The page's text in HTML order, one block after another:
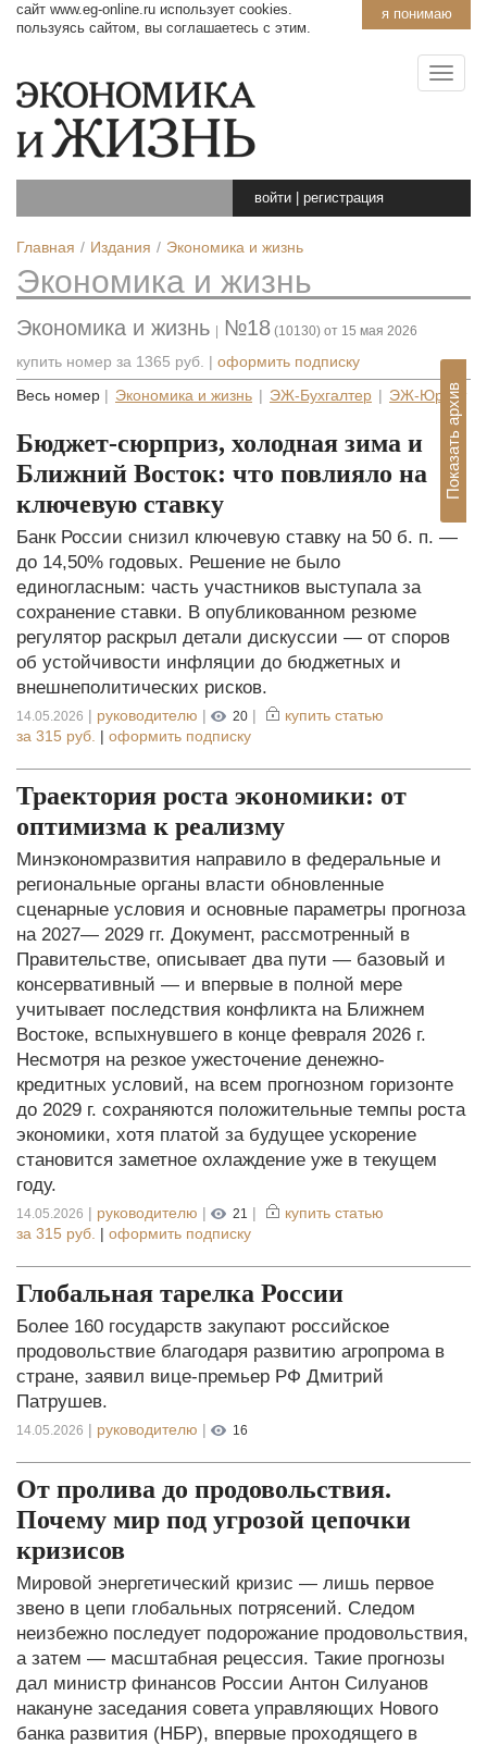
я понимаю
сайт www.eg-online.ru использует cookies.
пользуясь сайтом, вы соглашаетесь с этим.
войти регистрация
Главная Издания Экономика и жизнь
Экономика и жизнь
Экономика и жизнь №18 (10130) от 15 мая 2026
купить номер за 1365 руб. | оформить подписку
Весь номер Экономика и жизнь ЭЖ-Бухгалтер ЭЖ-Юрист
Показать архив
Бюджет-сюрприз, холодная зима и
Ближний Восток: что повлияло на
ключевую ставку
Банк России снизил ключевую ставку на 50 б. п. —
до 14,50% годовых. Решение не было
единогласным: часть участников выступала за
сохранение ставки. В опубликованном резюме
регулятор раскрыл детали дискуссии — от споров
об устойчивости инфляции до бюджетных и
внешнеполитических рисков.
14.05.2026 | руководителю | 20 |
купить статью
за 315 руб. | оформить подписку
Траектория роста экономики: от
оптимизма к реализму
Минэкономразвития направило в федеральные и
региональные органы власти обновленные
сценарные условия и основные параметры прогноза
на 2027— 2029 гг. Документ, рассмотренный в
Правительстве, описывает два пути — базовый и
консервативный — и впервые в полной мере
учитывает последствия конфликта на Ближнем
Востоке, вспыхнувшего в конце февраля 2026 г.
Несмотря на резкое ужесточение денежно-
кредитных условий, на всем прогнозном горизонте
до 2029 г. сохраняются положительные темпы роста
экономики, хотя платой за будущее ускорение
становится заметное охлаждение уже в текущем
году.
14.05.2026 | руководителю | 21 |
купить статью
за 315 руб. | оформить подписку
Глобальная тарелка России
Более 160 государств закупают российское
продовольствие благодаря развитию агропрома в
стране, заявил вице-премьер РФ Дмитрий
Патрушев.
14.05.2026 | руководителю | 16
От пролива до продовольствия.
Почему мир под угрозой цепочки
кризисов
Мировой энергетический кризис — лишь первое
звено в цепи глобальных потрясений. Следом
неизбежно последует подорожание продовольствия,
а затем — масштабная рецессия. Такие прогнозы
дал министр финансов России Антон Силуанов
накануне заседания совета управляющих Нового
банка развития (НБР), впервые проходящего в